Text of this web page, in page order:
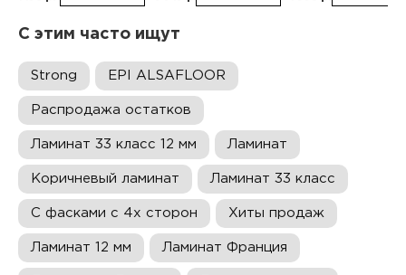
С этим часто ищут
Strong EPI ALSAFLOOR
Распродажа остатков
Ламинат 33 класс 12 мм Ламинат
Коричневый ламинат Ламинат 33 класс
С фасками с 4х сторон Хиты продаж
Ламинат 12 мм Ламинат Франция